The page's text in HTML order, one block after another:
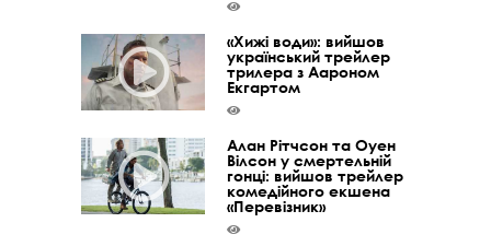
«Хижі води»: вийшов
український трейлер
трилера з Аароном
Екгартом
Алан Рітчсон та Оуен
Вілсон у смертельній
гонці: вийшов трейлер
комедійного екшена
«Перевізник»